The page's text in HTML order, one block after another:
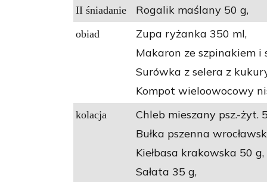
II śniadanie Rogalik maślany 50 g,
obiad
Zupa ryżanka 350 ml,
Makaron ze szpinakiem i
Surówka z selera z
Kompot wieloowocowy
kolacja
Chleb mieszany psz.-żyt.
Bułka pszenna
Kiełbasa krakowska 50 g,
Sałata 35 g,